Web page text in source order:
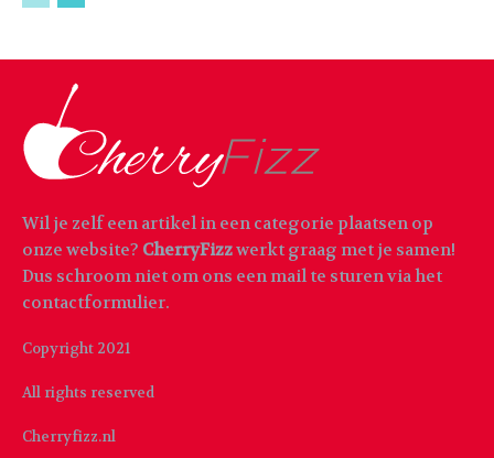
Wil je zelf een artikel in een categorie plaatsen op
onze website? CherryFizzwerkt graag met je samen!
Dus schroom niet om ons een mail te sturen via het
contactformulier.
Copyright 2021
All rights reserved
Cherryfizz.nl